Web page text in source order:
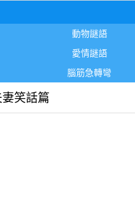
動物謎語
愛情謎語
腦筋急轉彎
妻笑話篇